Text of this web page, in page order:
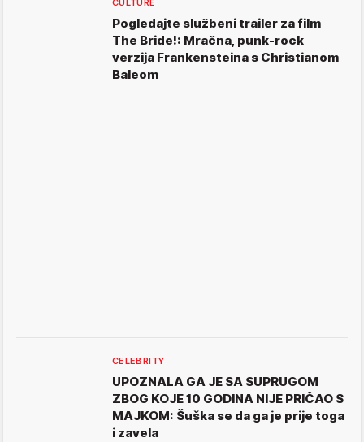
CULTURE
Pogledajte službeni trailer za film
The Bride!: Mračna, punk-rock
verzija Frankensteina s Christianom
Baleom
CELEBRITY
UPOZNALA GA JE SA SUPRUGOM
ZBOG KOJE 10 GODINA NIJE PRIČAO S
MAJKOM: Šuška se da ga je prije toga
i zavela